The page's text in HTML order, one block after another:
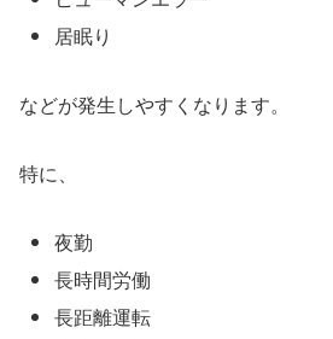
居眠り
などが発生しやすくなります。
特に、
夜勤
長時間労働
長距離運転